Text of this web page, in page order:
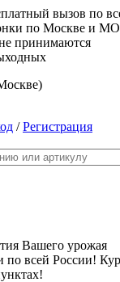
вызов по
по Москве и МО
принимаются
/Регистрация
Вашего урожая
всей России!